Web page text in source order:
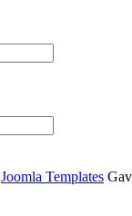
Joomla Templates